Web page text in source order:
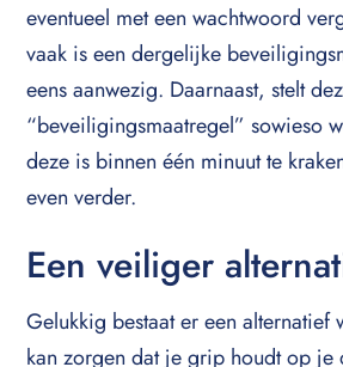
eventueel met een wachtwoord
vaak is een dergelijke
eens aanwezig. Daarnaast, stelt
“beveiligingsmaatregel” sowieso
deze is binnen één minuut te
even verder.
Een veiliger
Gelukkig bestaat er een
kan zorgen dat je grip houdt op je